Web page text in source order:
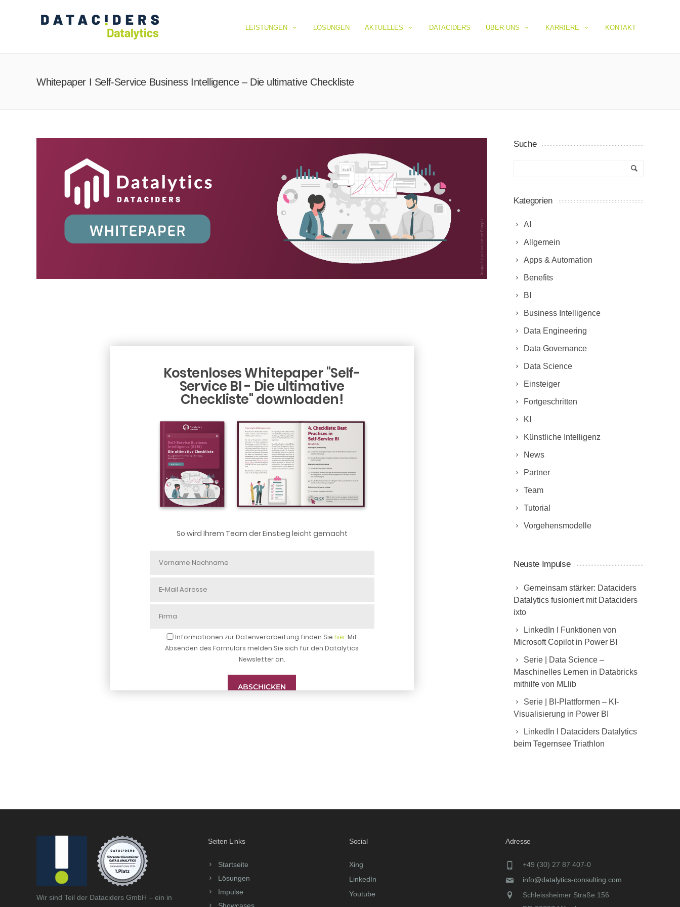
LEISTUNGEN LÖSUNGEN AKTUELLES DATACIDERS ÜBER UNS KARRIERE KONTAKT
Whitepaper I Self-Service Business Intelligence – Die ultimative Checkliste
Kostenloses Whitepaper "Self-
Service BI - Die ultimative
Checkliste" downloaden!
So wird Ihrem Team der Einstieg leicht gemacht
Informationen zur Datenverarbeitung finden Sie hier. Mit
Absenden des Formulars melden Sie sich für den Datalytics
Newsletter an.
Suche
Kategorien
AI
Allgemein
Apps & Automation
Benefits
BI
Business Intelligence
Data Engineering
Data Governance
Data Science
Einsteiger
Fortgeschritten
KI
Künstliche Intelligenz
News
Partner
Team
Tutorial
Vorgehensmodelle
Neuste Impulse
Gemeinsam stärker: Dataciders
Datalytics fusioniert mit Dataciders
ixto
LinkedIn I Funktionen von
Microsoft Copilot in Power BI
Serie | Data Science –
Maschinelles Lernen in Databricks
mithilfe von MLlib
Serie | BI-Plattformen – KI-
Visualisierung in Power BI
LinkedIn I Dataciders Datalytics
beim Tegernsee Triathlon
Wir sind Teil der Dataciders GmbH – ein in
Seiten Links
Startseite
Lösungen
Impulse
Social
Xing
LinkedIn
Youtube
Adresse
+49 (30) 27 87 407-0
info@datalytics-consulting.com
Schleissheimer Straße 156